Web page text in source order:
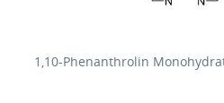
1,10-Phenanthrolin